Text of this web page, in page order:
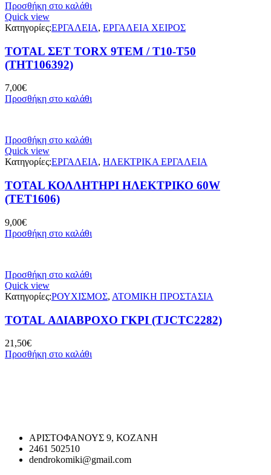
Προσθήκη στο καλάθι
Quick view
Κατηγορίες:ΕΡΓΑΛΕΙΑ, ΕΡΓΑΛΕΙΑ ΧΕΙΡΟΣ
TOTAL ΣΕΤ TORX 9ΤΕΜ / Τ10-Τ50
(THT106392)
7,00€
Προσθήκη στο καλάθι
Προσθήκη στο καλάθι
Quick view
Κατηγορίες:ΕΡΓΑΛΕΙΑ, ΗΛΕΚΤΡΙΚΑ ΕΡΓΑΛΕΙΑ
TOTAL ΚΟΛΛΗΤΗΡΙ ΗΛΕΚΤΡΙΚΟ 60W
(ΤΕΤ1606)
9,00€
Προσθήκη στο καλάθι
Προσθήκη στο καλάθι
Quick view
Κατηγορίες:ΡΟΥΧΙΣΜΟΣ, ΑΤΟΜΙΚΗ ΠΡΟΣΤΑΣΙΑ
TOTAL ΑΔΙΑΒΡΟΧΟ ΓΚΡΙ (TJCTC2282)
21,50€
Προσθήκη στο καλάθι
ΑΡΙΣΤΟΦΑΝΟΥΣ 9, ΚΟΖΑΝΗ
2461 502510
dendrokomiki@gmail.com